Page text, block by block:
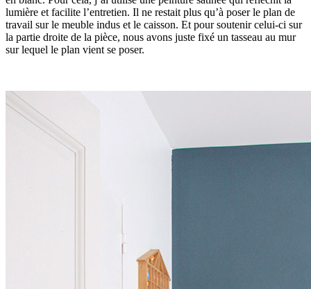
lumière et facilite l’entretien. Il ne restait plus qu’à poser le plan de
travail sur le meuble indus et le caisson. Et pour soutenir celui-ci sur
la partie droite de la pièce, nous avons juste fixé un tasseau au mur
sur lequel le plan vient se poser.